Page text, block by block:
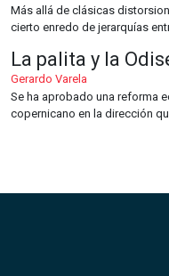
Más allá de clásicas
cierto enredo de jerarquías
La palita y la
Gerardo Varela
Se ha aprobado una reforma
copernicano en la dirección